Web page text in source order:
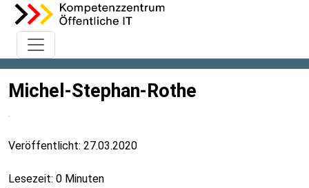
Michel-Stephan-Rothe
Veröffentlicht: 27.03.2020
Lesezeit: 0 Minuten